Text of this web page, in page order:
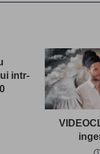
intr-